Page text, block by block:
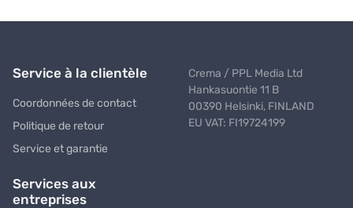
Service à la clientèle
Coordonnées de contact
Politique de retour
Service et garantie
Services aux
entreprises
Crema / PPL Media Ltd
Hankasuontie 11 B
00390 Helsinki, FINLAND
EU VAT: FI19724199